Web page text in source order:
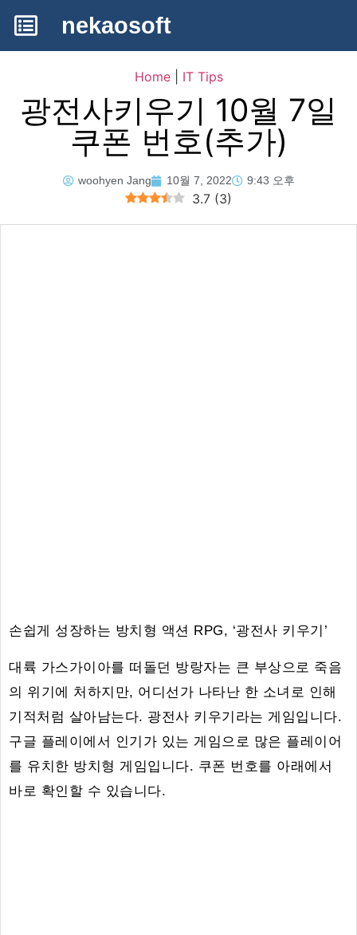
nekaosoft
Home| IT Tips
광전사키우기 10월 7일
쿠폰 번호(추가)
woohyen Jang 10월 7, 2022 9:43 오후
3.7 (3)
손쉽게 성장하는 방치형 액션 RPG, ‘광전사 키우기’
대륙 가스가이아를 떠돌던 방랑자는 큰 부상으로 죽음
의 위기에 처하지만, 어디선가 나타난 한 소녀로 인해
기적처럼 살아남는다. 광전사 키우기라는 게임입니다.
구글 플레이에서 인기가 있는 게임으로 많은 플레이어
를 유치한 방치형 게임입니다. 쿠폰 번호를 아래에서
바로 확인할 수 있습니다.